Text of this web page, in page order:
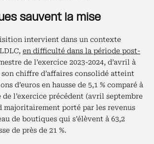
sauvent la mise
intervient dans un contexte
en difficulté dans la période post-
de l’exercice 2023-2024, d’avril à
son chiffre d’affaires consolidé atteint
d’euros en hausse de 5,1 % comparé à
de l’exercice précédent (avril septembre
majoritairement porté par les revenus
de boutiques qui s’élèvent à 63,2
de près de 21 %.